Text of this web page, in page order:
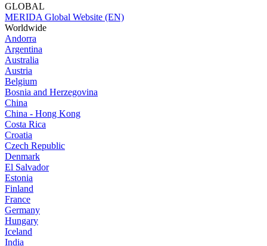
GLOBAL
MERIDA Global Website (EN)
Worldwide
Andorra
Argentina
Australia
Austria
Belgium
Bosnia and Herzegovina
China
China - Hong Kong
Costa Rica
Croatia
Czech Republic
Denmark
El Salvador
Estonia
Finland
France
Germany
Hungary
Iceland
India